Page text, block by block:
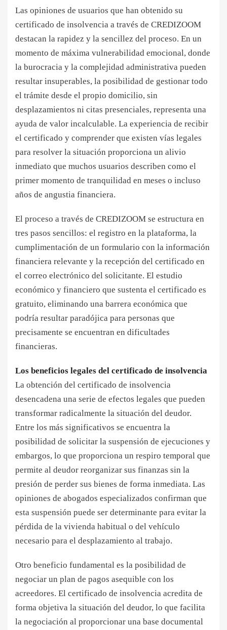
Las opiniones de usuarios que han obtenido su
certificado de insolvencia a través de CREDIZOOM
destacan la rapidez y la sencillez del proceso. En un
momento de máxima vulnerabilidad emocional, donde
la burocracia y la complejidad administrativa pueden
resultar insuperables, la posibilidad de gestionar todo
el trámite desde el propio domicilio, sin
desplazamientos ni citas presenciales, representa una
ayuda de valor incalculable. La experiencia de recibir
el certificado y comprender que existen vías legales
para resolver la situación proporciona un alivio
inmediato que muchos usuarios describen como el
primer momento de tranquilidad en meses o incluso
años de angustia financiera.
El proceso a través de CREDIZOOM se estructura en
tres pasos sencillos: el registro en la plataforma, la
cumplimentación de un formulario con la información
financiera relevante y la recepción del certificado en
el correo electrónico del solicitante. El estudio
económico y financiero que sustenta el certificado es
gratuito, eliminando una barrera económica que
podría resultar paradójica para personas que
precisamente se encuentran en dificultades
financieras.
Los beneficios legales del certificado de insolvencia
La obtención del certificado de insolvencia
desencadena una serie de efectos legales que pueden
transformar radicalmente la situación del deudor.
Entre los más significativos se encuentra la
posibilidad de solicitar la suspensión de ejecuciones y
embargos, lo que proporciona un respiro temporal que
permite al deudor reorganizar sus finanzas sin la
presión de perder sus bienes de forma inmediata. Las
opiniones de abogados especializados confirman que
esta suspensión puede ser determinante para evitar la
pérdida de la vivienda habitual o del vehículo
necesario para el desplazamiento al trabajo.
Otro beneficio fundamental es la posibilidad de
negociar un plan de pagos asequible con los
acreedores. El certificado de insolvencia acredita de
forma objetiva la situación del deudor, lo que facilita
la negociación al proporcionar una base documental